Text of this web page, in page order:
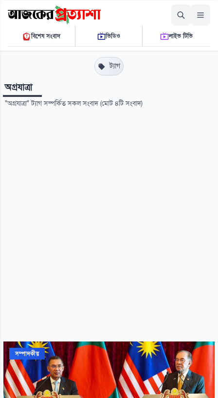
শুক্রবার, ০৭ আগস্ট ২০২৬
০১:৩১:২২ পি.এম.THE DAILY AJKER PROTTASHA
বিশেষ সংবাদ ভিডিও লাইভ টিভি
ট্যাগ
অগ্রযাত্রা
"অগ্রযাত্রা" ট্যাগ সম্পর্কিত সকল সংবাদ (মোট ৪টি সংবাদ)
সম্পাদকীয়